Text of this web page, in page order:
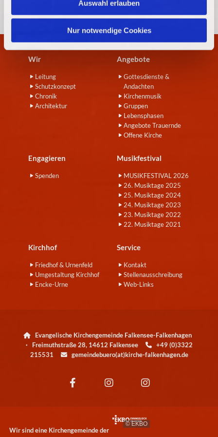
Auswahl erlauben
Nur notwendige Cookies
Wir
Leitung
Schutzkonzept
Chronik
Architektur
Angebote
Gottesdienste &
Andachten
Kirchenmusik
Gruppen
Lebensphasen
Angebote Trauernde
Offene Kirche
Engagieren
Spenden
Musikfestival
MUSIKFESTIVAL 2026
26. Musiktage 2025
25. Musiktage 2024
24. Musiktage 2023
23. Musiktage 2022
22. Musiktage 2021
Kirchhof
Friedhof & Urnenfeld
Umgestaltung Kirchhof
Encke-Urne
Service
Kontakt
Stellenausschreibung
Web-Links

Evangelische Kirchengemeinde Falkensee-Falkenhagen
· Freimuthstraße 28, 14612 Falkensee
+49 (0)3322
215531
gemeindebuero(at)kirche-falkenhagen.de
Wir sind eine Kirchengemeinde der
© EKBO